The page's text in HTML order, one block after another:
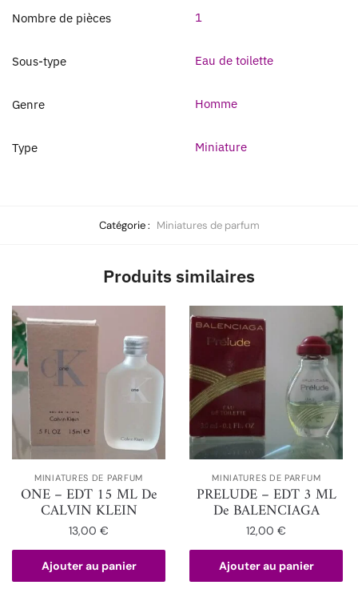
Nombre de pièces
1
Sous-type Eau de toilette
Genre Homme
Type Miniature
Catégorie : Miniatures de parfum
Produits similaires
MINIATURES DE PARFUM
ONE – EDT 15 ML De
CALVIN KLEIN
13,00€
Ajouter au panier
MINIATURES DE PARFUM
PRELUDE – EDT 3 ML
De BALENCIAGA
12,00€
Ajouter au panier